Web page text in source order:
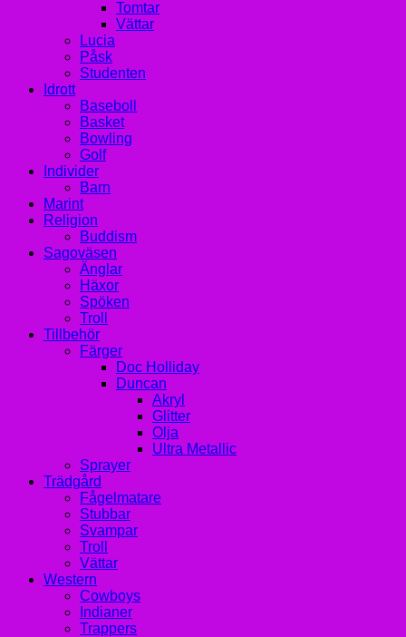
Tomtar
Vättar
Lucia
Påsk
Studenten
Idrott
Baseboll
Basket
Bowling
Golf
Individer
Barn
Marint
Religion
Buddism
Sagoväsen
Änglar
Häxor
Spöken
Troll
Tillbehör
Färger
Doc Holliday
Duncan
Akryl
Glitter
Olja
Ultra Metallic
Sprayer
Trädgård
Fågelmatare
Stubbar
Svampar
Troll
Vättar
Western
Cowboys
Indianer
Trappers